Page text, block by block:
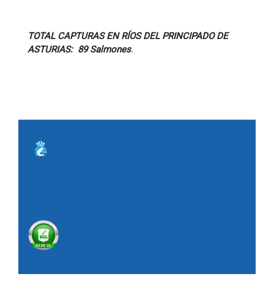
TOTAL CAPTURAS EN RÍOS DEL PRINCIPADO DE
ASTURIAS: 89 Salmones.